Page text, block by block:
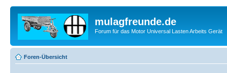
mulagfreunde.de
Forum für das Motor Universal Lasten Arbeits Gerät
Foren-Übersicht